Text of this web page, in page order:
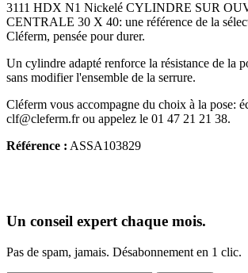
3111 HDX N1 Nickelé CYLINDRE SUR
CENTRALE 30 X 40: une référence de la
Cléferm, pensée pour durer.
Un cylindre adapté renforce la résistance de la
sans modifier l'ensemble de la serrure.
Cléferm vous accompagne du choix à la pose:
clf@cleferm.fr ou appelez le 01 47 21 21 38.
Référence : ASSA103829
Un conseil expert chaque mois.
Pas de spam, jamais. Désabonnement en 1 clic.